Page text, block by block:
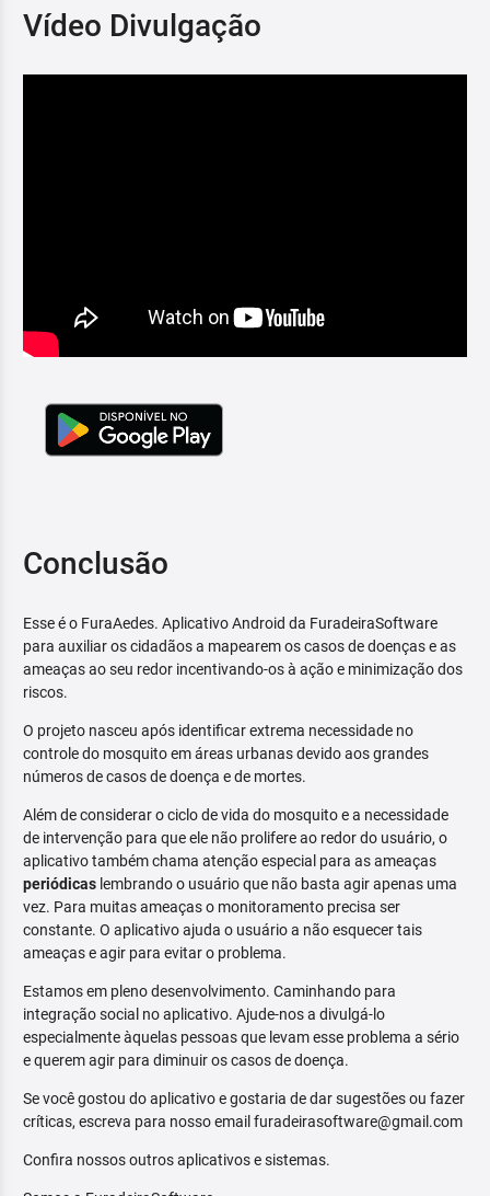
Vídeo Divulgação
Conclusão
Esse é o FuraAedes. Aplicativo Android da FuradeiraSoftware
para auxiliar os cidadãos a mapearem os casos de doenças e as
ameaças ao seu redor incentivando-os à ação e minimização dos
riscos.
O projeto nasceu após identificar extrema necessidade no
controle do mosquito em áreas urbanas devido aos grandes
números de casos de doença e de mortes.
Além de considerar o ciclo de vida do mosquito e a necessidade
de intervenção para que ele não prolifere ao redor do usuário, o
aplicativo também chama atenção especial para as ameaças
periódicas lembrando o usuário que não basta agir apenas uma
vez. Para muitas ameaças o monitoramento precisa ser
constante. O aplicativo ajuda o usuário a não esquecer tais
ameaças e agir para evitar o problema.
Estamos em pleno desenvolvimento. Caminhando para
integração social no aplicativo. Ajude-nos a divulgá-lo
especialmente àquelas pessoas que levam esse problema a sério
e querem agir para diminuir os casos de doença.
Se você gostou do aplicativo e gostaria de dar sugestões ou fazer
críticas, escreva para nosso email furadeirasoftware@gmail.com
Confira nossos outros aplicativos e sistemas.